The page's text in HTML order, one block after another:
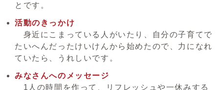
とです。
活動のきっかけ
身近にこまっている人がいたり、自分の子育てで
たいへんだったけいけんから始めたので、力になれ
ていたら、うれしいです。
みなさんへのメッセージ
1人の時間を作って、リフレッシュや一休みする